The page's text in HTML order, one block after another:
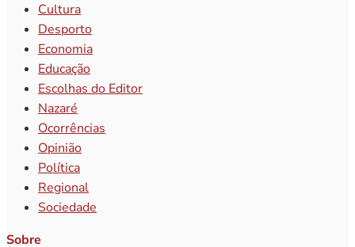
Cultura
Desporto
Economia
Educação
Escolhas do Editor
Nazaré
Ocorrências
Opinião
Política
Regional
Sociedade
Sobre